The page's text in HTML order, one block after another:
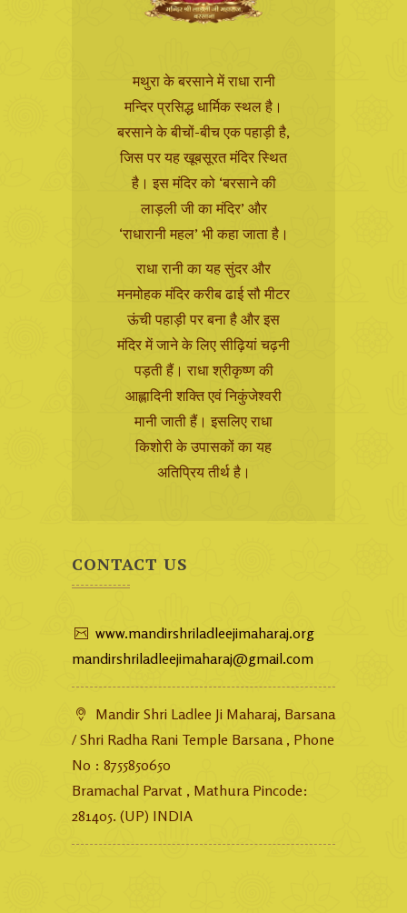
मथुरा के बरसाने में राधा रानी
मन्दिर प्रसिद्ध धार्मिक स्थल है।
बरसाने के बीचों-बीच एक पहाड़ी है,
जिस पर यह खूबसूरत मंदिर स्थित
है। इस मंदिर को ‘बरसाने की
लाड़ली जी का मंदिर’ और
‘राधारानी महल’ भी कहा जाता है।
राधा रानी का यह सुंदर और
मनमोहक मंदिर करीब ढाई सौ मीटर
ऊंची पहाड़ी पर बना है और इस
मंदिर में जाने के लिए सीढ़ियां चढ़नी
पड़ती हैं। राधा श्रीकृष्ण की
आह्लादिनी शक्ति एवं निकुंजेश्वरी
मानी जाती हैं। इसलिए राधा
किशोरी के उपासकों का यह
अतिप्रिय तीर्थ है।
CONTACT US
www.mandirshriladleejimaharaj.org
mandirshriladleejimaharaj@gmail.com
Mandir Shri Ladlee Ji Maharaj, Barsana
/ Shri Radha Rani Temple Barsana , Phone
No : 8755850650
Bramachal Parvat , Mathura Pincode:
281405. (UP) INDIA